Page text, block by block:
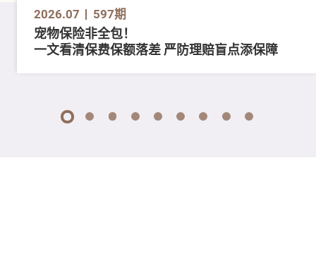
2026.07 597期
宠物保险非全包！
一文看清保费保额落差 严防理赔盲点添保障
1 2 3 4 5 6 7 8 9